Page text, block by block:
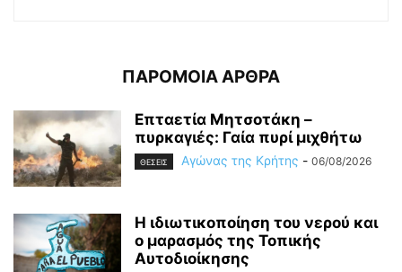
ΠΑΡΟΜΟΙΑ ΑΡΘΡΑ
Επταετία Μητσοτάκη –
πυρκαγιές: Γαία πυρί μιχθήτω
ΘΕΣΕΙΣ Αγώνας της Κρήτης - 06/08/2026
Η ιδιωτικοποίηση του νερού και
ο μαρασμός της Τοπικής
Αυτοδιοίκησης